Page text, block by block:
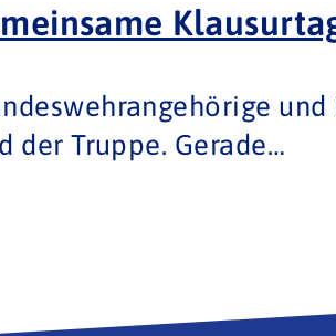
der Truppe. Gerade…